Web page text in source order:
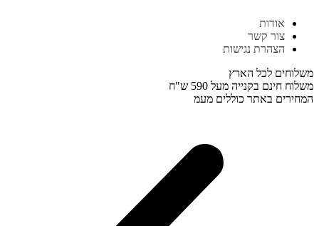
לתוכן
אודות
צור קשר
הצהרת נגישות
משלוחים לכל הארץ
משלוח חינם בקנייה מעל 590 ש"ח
המחירים באתר כוללים מעמ